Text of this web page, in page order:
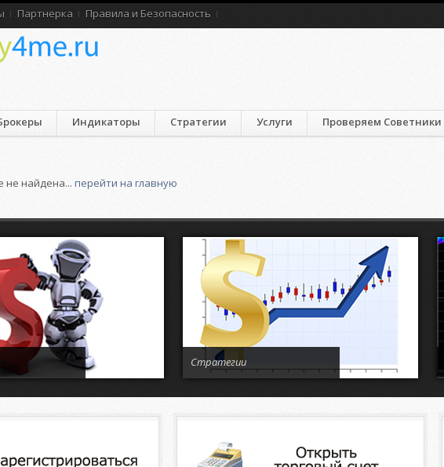
Партнерка Правила и Безопасность
Индикаторы Стратегии Услуги Проверяем Советники
не найдена... перейти на главную
Стратегии